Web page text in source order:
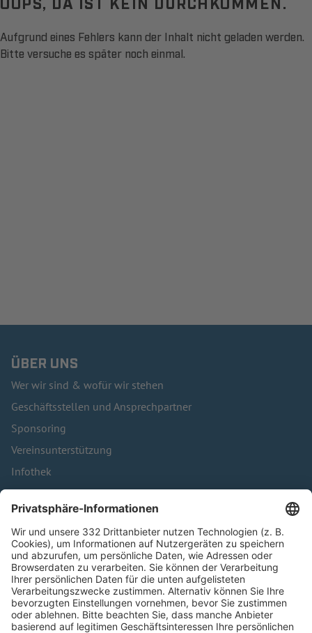
Aufgrund eines Fehlers kann der Inhalt nicht geladen werden.
Bitte versuche es später noch einmal.
ÜBER UNS
Wer wir sind & wofür wir stehen
Geschäftsstellen und Ansprechpartner
Sponsoring
Vereinsunterstützung
Infothek
Kontakt
HÄUFIG BESUCHTE SEITEN
Pässe und Vereinswechsel
Trainerausbildung
Schulungsangebot Vereinsmitarbeiter
BFV-Geschäftsstellen